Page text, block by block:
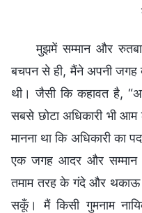
मुझमें सम्मान और
बचपन से ही, मैंने अपनी जगह
थी। जैसी कि कहावत है,
सबसे छोटा अधिकारी भी आम
मानना था कि अधिकारी का
एक जगह आदर और सम्मान
तमाम तरह के गंदे और थकाऊ
सकूँ। मैं किसी गुमनाम